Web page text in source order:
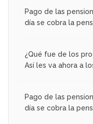
Pago de las
día se cobra la
¿Qué fue de los
Así les va ahora a
Pago de las
día se cobra la